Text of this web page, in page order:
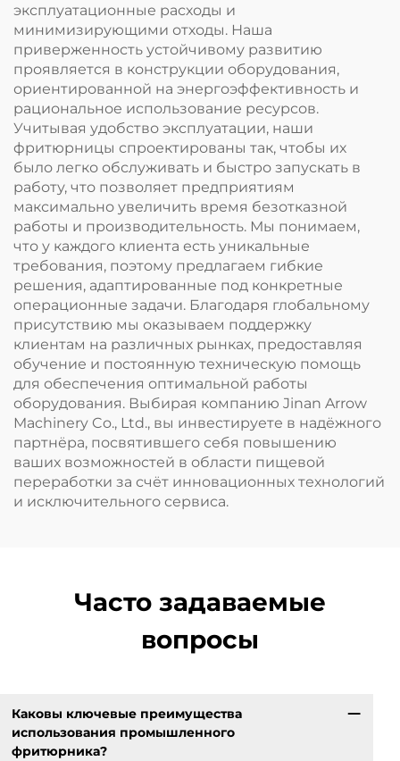
эксплуатационные расходы и
минимизирующими отходы. Наша
приверженность устойчивому развитию
проявляется в конструкции оборудования,
ориентированной на энергоэффективность и
рациональное использование ресурсов.
Учитывая удобство эксплуатации, наши
фритюрницы спроектированы так, чтобы их
было легко обслуживать и быстро запускать в
работу, что позволяет предприятиям
максимально увеличить время безотказной
работы и производительность. Мы понимаем,
что у каждого клиента есть уникальные
требования, поэтому предлагаем гибкие
решения, адаптированные под конкретные
операционные задачи. Благодаря глобальному
присутствию мы оказываем поддержку
клиентам на различных рынках, предоставляя
обучение и постоянную техническую помощь
для обеспечения оптимальной работы
оборудования. Выбирая компанию Jinan Arrow
Machinery Co., Ltd., вы инвестируете в надёжного
партнёра, посвятившего себя повышению
ваших возможностей в области пищевой
переработки за счёт инновационных технологий
и исключительного сервиса.
Часто задаваемые
вопросы
Каковы ключевые преимущества
использования промышленного
фритюрника?